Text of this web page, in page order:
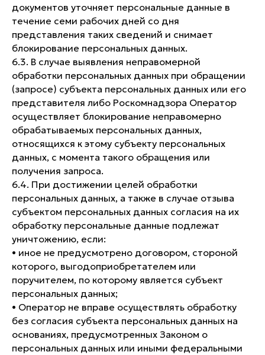
документов уточняет персональные данные в
течение семи рабочих дней со дня
представления таких сведений и снимает
блокирование персональных данных.
6.3. В случае выявления неправомерной
обработки персональных данных при обращении
(запросе) субъекта персональных данных или его
представителя либо Роскомнадзора Оператор
осуществляет блокирование неправомерно
обрабатываемых персональных данных,
относящихся к этому субъекту персональных
данных, с момента такого обращения или
получения запроса.
6.4. При достижении целей обработки
персональных данных, а также в случае отзыва
субъектом персональных данных согласия на их
обработку персональные данные подлежат
уничтожению, если:
• иное не предусмотрено договором, стороной
которого, выгодоприобретателем или
поручителем, по которому является субъект
персональных данных;
• Оператор не вправе осуществлять обработку
без согласия субъекта персональных данных на
основаниях, предусмотренных Законом о
персональных данных или иными федеральными